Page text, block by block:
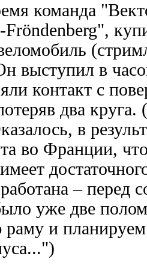
команда
выступил в
контакт с
два
в
во Франции,
– перед
уже две
раму и